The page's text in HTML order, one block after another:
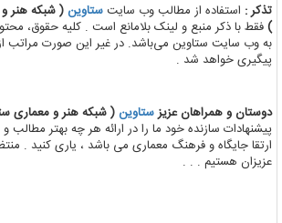
تذکر : استفاده از مطالب وب سایتستاوین( شبکه هنر
)فقط با ذکر منبع و لینک بلامانع است . کلیه حقوق،
به وب سایت ستاوین می‌باشد. در غیر این صورت مراتب
پیگیری خواهد شد .
دوستان و همراهان عزیزستاوین( شبکه هنر و معماری
پیشنهادات سازنده خود ما را در ارائه هر چه بهتر مطالب
ارتقا جایگاه و فرهنگ معماری می باشد ، یاری کنید .
عزیزان هستیم . . .